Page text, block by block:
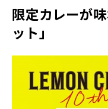
限定カレーが
ット」